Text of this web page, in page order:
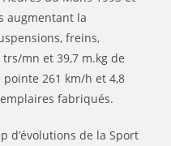
augmentant la
freins,
mn et 39,7 m.kg de
261 km/h et 4,8
fabriqués.
d’évolutions de la Sport